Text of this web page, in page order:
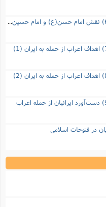
تعامل اعراب مسلمان و ایرانیان (6) نقش امام حسن(ع) و امام حسین(ع) در فتح ایران
در فتوحات اسلامی